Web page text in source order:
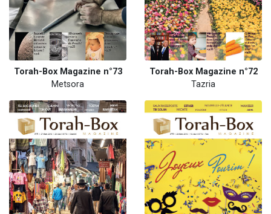
Torah-Box Magazine n°73
Metsora
Torah-Box Magazine n°72
Tazria